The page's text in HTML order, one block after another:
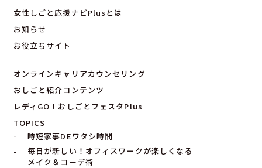
女性しごと応援ナビPlusとは
お知らせ
お役立ちサイト
オンラインキャリアカウンセリング
おしごと紹介コンテンツ
レディGO！おしごとフェスタPlus
TOPICS
時短家事DEワタシ時間
毎日が新しい！オフィスワークが楽しくなる
メイク＆コーデ術